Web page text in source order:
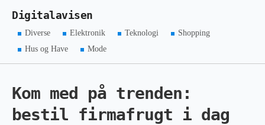
Digitalavisen
Diverse Elektronik Teknologi
Shopping
Hus og Have
Mode
Kom med på trenden:
bestil firmafrugt i dag